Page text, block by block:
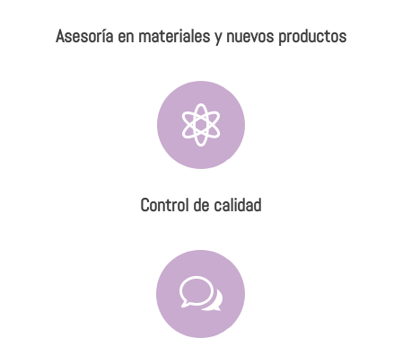
Asesoría en materiales y nuevos productos

Control de calidad
w